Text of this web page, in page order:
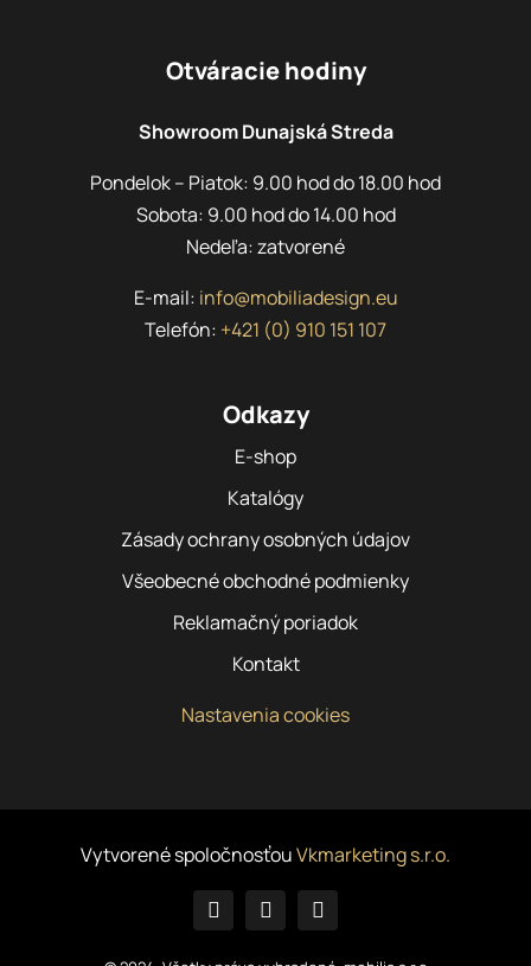
Otváracie hodiny
Showroom Dunajská Streda
Pondelok – Piatok: 9.00 hod do 18.00 hod
Sobota: 9.00 hod do 14.00 hod
Nedeľa: zatvorené
E-mail: info@mobiliadesign.eu
Telefón: +421 (0) 910 151 107
Odkazy
E-shop
Katalógy
Zásady ochrany osobných údajov
Všeobecné obchodné podmienky
Reklamačný poriadok
Kontakt
Nastavenia cookies
Vytvorené spoločnosťouVkmarketing s.r.o.